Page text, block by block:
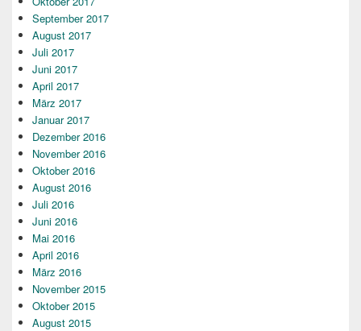
September 2017
August 2017
Juli 2017
Juni 2017
April 2017
März 2017
Januar 2017
Dezember 2016
November 2016
Oktober 2016
August 2016
Juli 2016
Juni 2016
Mai 2016
April 2016
März 2016
November 2015
Oktober 2015
August 2015